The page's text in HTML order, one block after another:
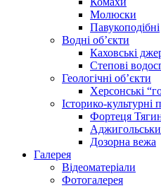
Молюски
Павукоподібні
Водні об’єкти
Каховські
Степові
Геологічні об’єкти
Херсонські
Історико-культурні
Фортеця
Дозорна вежа
Галерея
Відеоматеріали
Фотогалерея